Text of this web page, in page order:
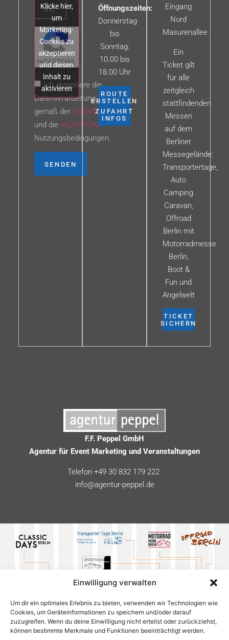
Einwilligung verwalten
Um dir ein optimales Erlebnis zu bieten, verwenden wir Technologien wie
Cookies, um Geräteinformationen zu speichern und/oder darauf
zuzugreifen. Wenn du deine Einwilligung nicht erteilst oder zurückziehst,
können bestimmte Merkmale und Funktionen beeinträchtigt werden.
Klicke hier,
um
Marketing-
Cookies zu
akzeptieren
und diesen
Inhalt zu
aktivieren
Ich akzeptiere die
Datenverarbeitung
gemäß derDSGVO
und die reCAPTCHA
Nutzungsbedingungen.
SENDEN
Öffnungszeiten:
Donnerstag
bis
Sonntag:
10.00 bis
18.00 Uhr
ROUTE
ERSTELLEN
ZUFAHRT
INFOS
Eingang
Nord
Masurenallee.
Ein
Ticket gilt
für alle
zeitgleich
stattfindenden
Messen
auf dem
Berliner
Messegelände:
Transportertage,
Auto
Camping
Caravan,
Offroad
Berlin mit
Motorradmesse
Berlin,
Boot &
Fun und
Angelwelt
TICKET
SICHERN
F.F. Peppel GmbH
Agentur für Event Marketing und Veranstaltungen
Telefon +49 30 832 179 222
info@agentur-peppel.de